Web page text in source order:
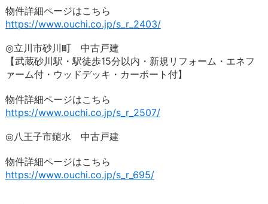
物件詳細ページはこちら
https://www.ouchi.co.jp/s_r_2403/
◎立川市砂川町 中古戸建
【武蔵砂川駅・駅徒歩15分以内・新規リフォーム・エネフ
ァーム付・ウッドデッキ・カーポート付】
物件詳細ページはこちら
https://www.ouchi.co.jp/s_r_2507/
◎八王子市鑓水 中古戸建
物件詳細ページはこちら
https://www.ouchi.co.jp/s_r_695/